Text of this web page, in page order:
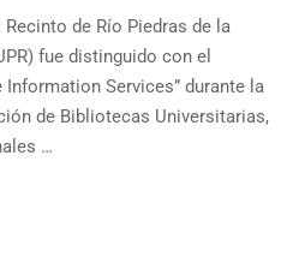
de Río Piedras de la
fue distinguido con el
Information Services” durante la
de Bibliotecas Universitarias,
…